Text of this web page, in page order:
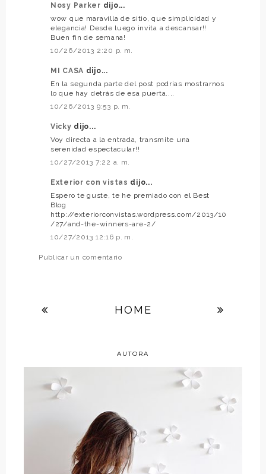
Nosy Parker dijo...
wow que maravilla de sitio, que simplicidad y
elegancia! Desde luego invita a descansar!!
Buen fin de semana!
10/26/2013 2:20 p. m.
MI CASA dijo...
En la segunda parte del post podrias mostrarnos
lo que hay detrás de esa puerta....
10/26/2013 9:53 p. m.
Vicky dijo...
Voy directa a la entrada, transmite una
serenidad espectacular!!
10/27/2013 7:22 a. m.
Exterior con vistas dijo...
Espero te guste, te he premiado con el Best
Blog
http://exteriorconvistas.wordpress.com/2013/10
/27/and-the-winners-are-2/
10/27/2013 12:16 p. m.
Publicar un comentario
HOME
AUTORA